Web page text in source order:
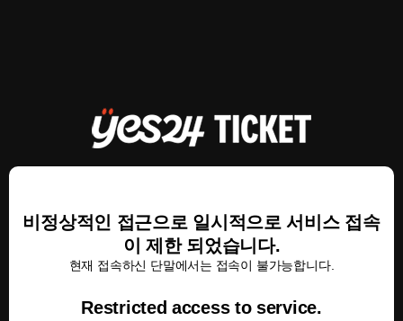
비정상적인 접근으로 일시적으로 서비스 접속
이 제한 되었습니다.
현재 접속하신 단말에서는 접속이 불가능합니다.
Restricted access to service.